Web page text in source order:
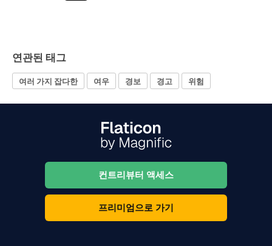
연관된 태그
여러 가지 잡다한 여우 경보 경고 위험
컨트리뷰터 액세스
프리미엄으로 가기